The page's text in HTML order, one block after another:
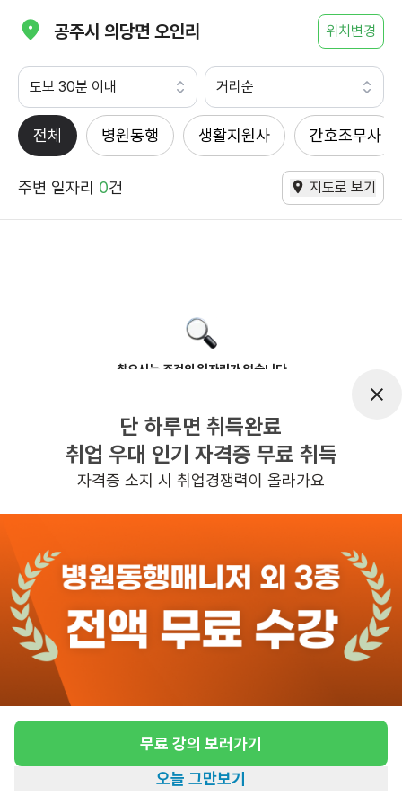
공주시 의당면 오인리 위치변경
도보 30분 이내 거리순
전체 병원동행 생활지원사 간호조무사
주변 일자리 0건 지도로 보기
찾으시는 조건의 일자리가 없습니다
반경 3KM 이내의 일자리 확인하기
단 하루면 취득완료
취업 우대 인기 자격증 무료 취득
자격증 소지 시 취업경쟁력이 올라가요
무료 강의 보러가기
오늘 그만보기